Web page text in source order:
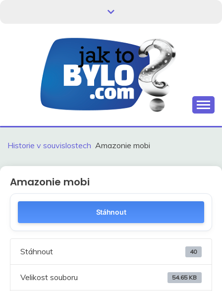
HISTORIE V
SOUVISLOSTECH
Historie v souvislostech Amazonie mobi
Amazonie mobi
Stáhnout
Stáhnout 40
Velikost souboru 54.65 KB